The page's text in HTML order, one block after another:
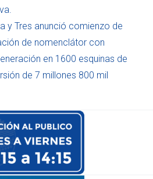
y Tres anunció comienzo de
de nomenclátor con
en 1600 esquinas de
de 7 millones 800 mil